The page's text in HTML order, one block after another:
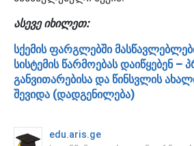
ასევე იხილეთ:
სქემის ფარგლებში
სისტემის წარმოებას დაიწყებენ
განვითარებისა და წინსვლის
შევიდა (დადგენილება)
edu.aris.ge